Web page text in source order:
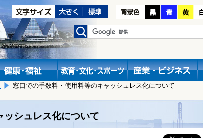
窓口での手数料・使用料等のキャッシュレス化について
ッシュレス化について